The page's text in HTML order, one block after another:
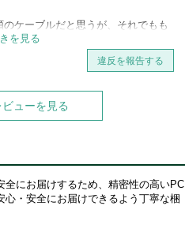
ケーブルだと思うが、それでもも
。
違反を報告する
ューを見る
全にお届けするため、精密性の高いPC
・安全にお届けできるよう丁寧な梱